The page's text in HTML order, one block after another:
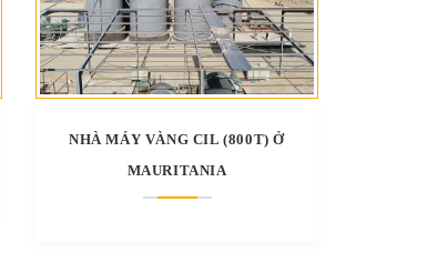
NHÀ MÁY VÀNG CIL (800T) Ở
MAURITANIA